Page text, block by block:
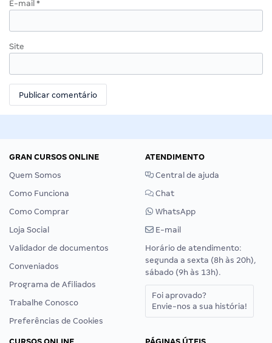
E-mail *
Site
GRAN CURSOS ONLINE
Quem Somos
Como Funciona
Como Comprar
Loja Social
Validador de documentos
Conveniados
Programa de Afiliados
Trabalhe Conosco
Preferências de Cookies
ATENDIMENTO
Central de ajuda
Chat
WhatsApp
E-mail
Horário de atendimento:
segunda a sexta (8h às 20h),
sábado (9h às 13h).
Foi aprovado?
Envie-nos a sua história!